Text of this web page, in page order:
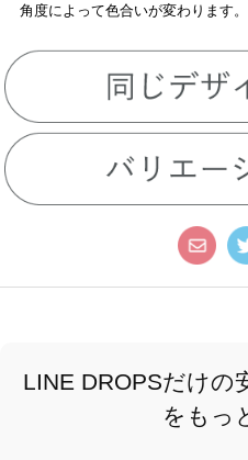
角度によって色合いが変わります。
LINE DROPSだけの
をもっ